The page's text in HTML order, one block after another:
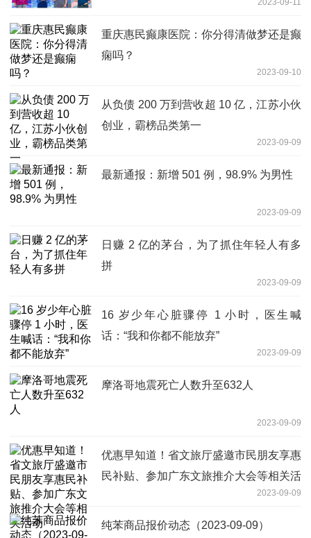
重庆惠民癫康医院：你分得清做梦还是癫
痫吗？
2023-09-10
从负债 200 万到营收超 10 亿，江苏小伙
创业，霸榜品类第一
2023-09-09
最新通报：新增 501 例，98.9% 为男性
2023-09-09
日赚 2 亿的茅台，为了抓住年轻人有多
拼
2023-09-09
16 岁少年心脏骤停 1 小时，医生喊
话：“我和你都不能放弃”
2023-09-09
摩洛哥地震死亡人数升至632人
2023-09-09
优惠早知道！省文旅厅盛邀市民朋友享惠
民补贴、参加广东文旅推介大会等相关活
2023-09-09
纯苯商品报价动态（2023-09-09）